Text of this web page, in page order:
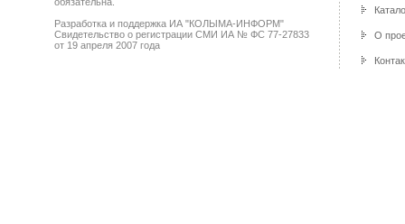
Разработка и поддержка ИА "КОЛЫМА-ИНФОРМ"
Свидетельство о регистрации СМИ ИА № ФС 77-27833
от 19 апреля 2007 года
О